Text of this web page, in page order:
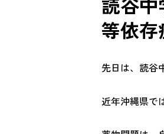
等依
先日は、読谷
近年沖縄県で